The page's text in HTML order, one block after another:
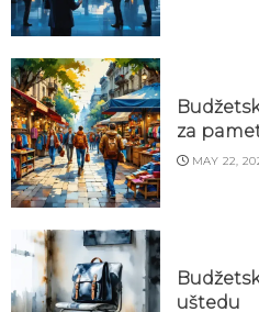
za
MAY 22,
uštedu